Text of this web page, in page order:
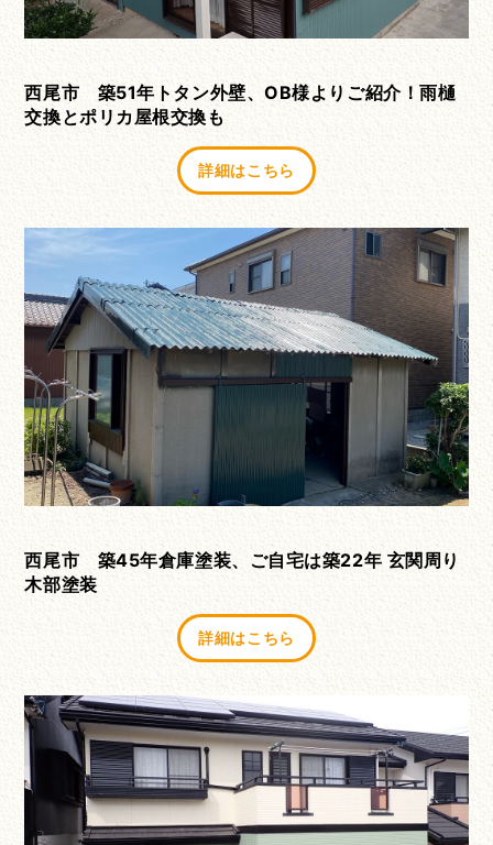
西尾市 築51年トタン外壁、OB様よりご紹介！雨樋
交換とポリカ屋根交換も
詳細はこちら
西尾市 築45年倉庫塗装、ご自宅は築22年 玄関周り
木部塗装
詳細はこちら